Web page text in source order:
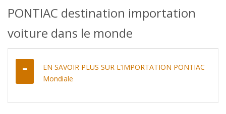
PONTIAC destination importation
voiture dans le monde
EN SAVOIR PLUS SUR L’IMPORTATION PONTIAC
Mondiale